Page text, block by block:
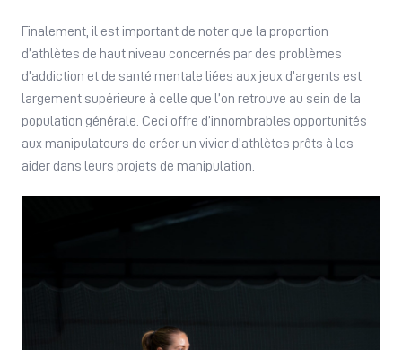
Finalement, il est important de noter que la proportion
d’athlètes de haut niveau concernés par des problèmes
d’addiction et de santé mentale liées aux jeux d’argents est
largement supérieure à celle que l’on retrouve au sein de la
population générale. Ceci offre d’innombrables opportunités
aux manipulateurs de créer un vivier d’athlètes prêts à les
aider dans leurs projets de manipulation.